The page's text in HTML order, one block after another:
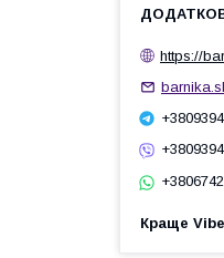
https://
Краще